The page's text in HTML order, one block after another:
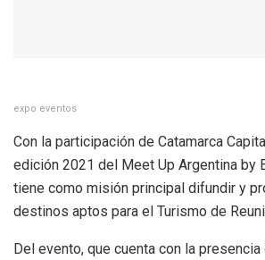
expo eventos
Con la participación de Catamarca
edición 2021 del Meet Up Argentina by
tiene como misión principal difundir y
destinos aptos para el Turismo de
Del evento, que cuenta con la